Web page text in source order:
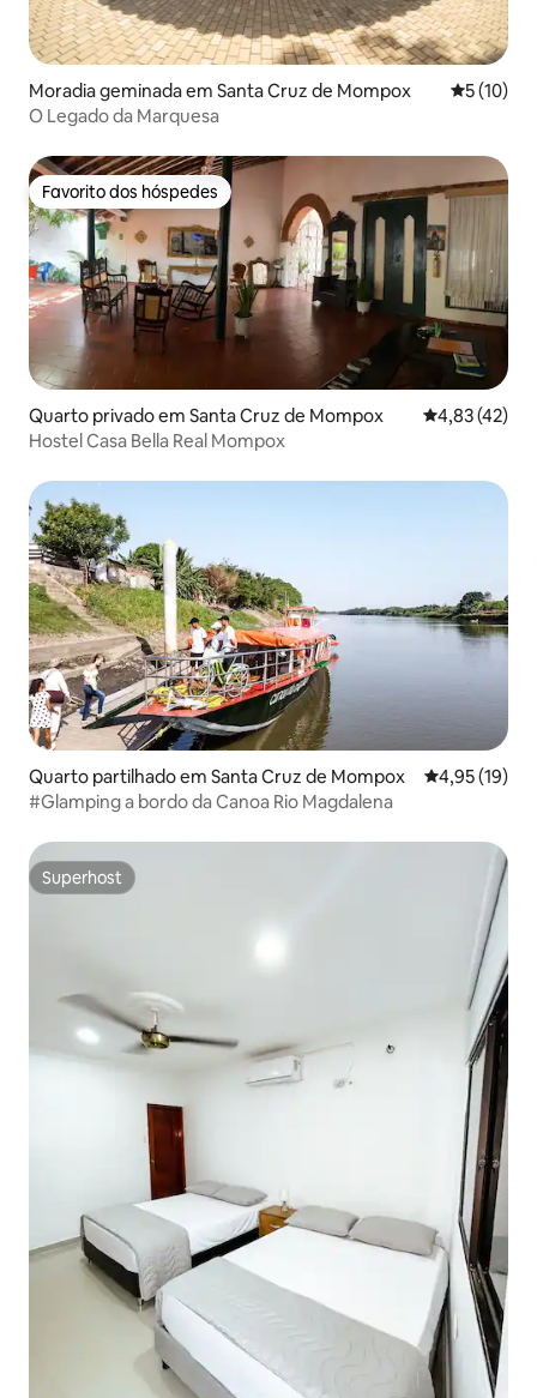
Moradia geminada em Santa Cruz de Mompox
5 (10)
O Legado da Marquesa
Favorito dos hóspedes
Favorito dos hóspedes
Quarto privado em Santa Cruz de Mompox Classificação
4,83 (42)
Hostel Casa Bella Real Mompox
Quarto partilhado em Santa Cruz de Mompox Classificação
4,95 (19)
#Glamping a bordo da Canoa Rio Magdalena
Superhost
Superhost